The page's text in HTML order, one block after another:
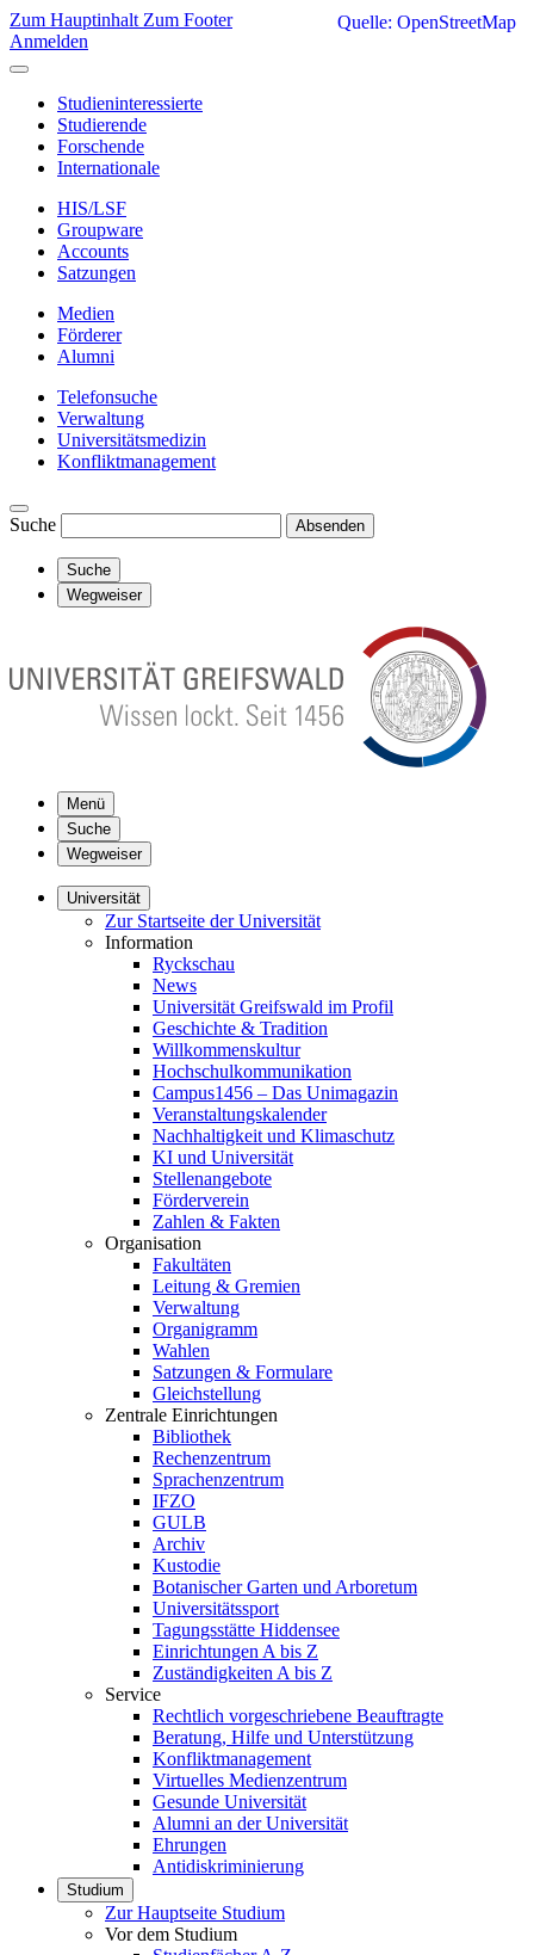
Zum Hauptinhalt Zum Footer
Anmelden
Studieninteressierte
Studierende
Forschende
Internationale
HIS/LSF
Groupware
Accounts
Satzungen
Medien
Förderer
Alumni
Telefonsuche
Verwaltung
Universitätsmedizin
Konfliktmanagement
Suche Absenden
Suche
Wegweiser
Menü
Suche
Wegweiser
Universität
Zur Startseite der Universität
Information
Ryckschau
News
Universität Greifswald im Profil
Geschichte & Tradition
Willkommenskultur
Hochschulkommunikation
Campus1456 – Das Unimagazin
Veranstaltungskalender
Nachhaltigkeit und Klimaschutz
KI und Universität
Stellenangebote
Förderverein
Zahlen & Fakten
Organisation
Fakultäten
Leitung & Gremien
Verwaltung
Organigramm
Wahlen
Satzungen & Formulare
Gleichstellung
Zentrale Einrichtungen
Bibliothek
Rechenzentrum
Sprachenzentrum
IFZO
GULB
Archiv
Kustodie
Botanischer Garten und Arboretum
Universitätssport
Tagungsstätte Hiddensee
Einrichtungen A bis Z
Zuständigkeiten A bis Z
Service
Rechtlich vorgeschriebene Beauftragte
Beratung, Hilfe und Unterstützung
Konfliktmanagement
Virtuelles Medienzentrum
Gesunde Universität
Alumni an der Universität
Ehrungen
Antidiskriminierung
Studium
Zur Hauptseite Studium
Vor dem Studium
Quelle: OpenStreetMap